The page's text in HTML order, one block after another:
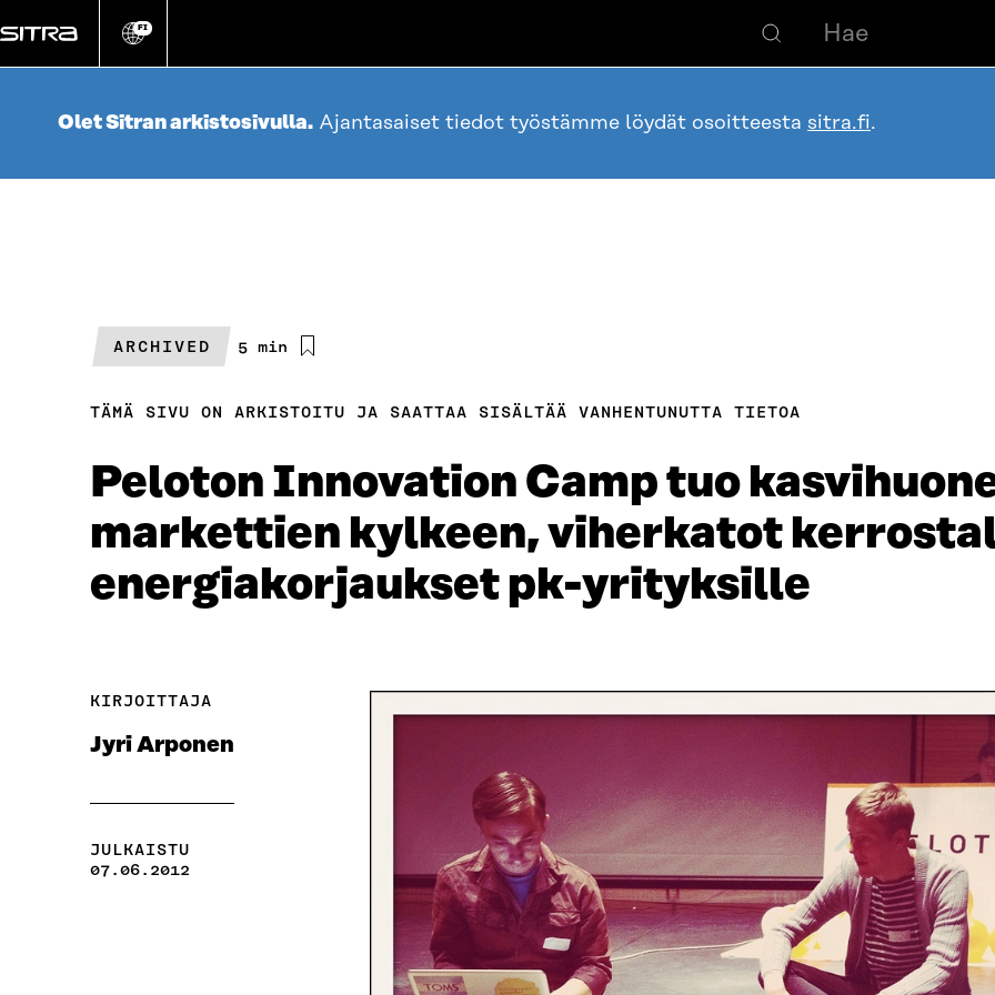
suoraan
Vaihda
kieli
FI
Olet Sitran arkistosivulla. Ajantasaiset tiedot työstämme löydät osoitteesta sitra.fi.
ARCHIVED
Arvioitu
5 min
TÄMÄ SIVU ON ARKISTOITU JA SAATTAA SISÄLTÄÄ VANHENTUNUTTA TIETOA
Peloton Innovation Camp tuo
markettien kylkeen, viherkatot
energiakorjaukset pk-yrityksille
KIRJOITTAJA
Jyri Arponen
JULKAISTU
07.06.2012